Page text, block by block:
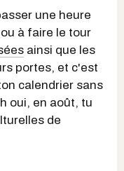
une heure
à faire le tour
ainsi que les
portes, et c'est
calendrier sans
oui, en août, tu
de